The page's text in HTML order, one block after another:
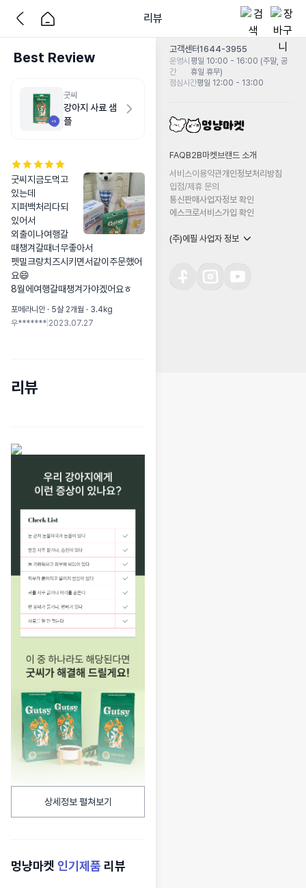
리뷰
Best Review
굿씨
강아지 사료 샘
플
굿씨지금도먹고
있는데
지퍼백처리다되
있어서
외출이나여행갈
때챙겨갈때너무좋아서
펫밀크랑치즈시키면서같이주문했어
요😄
8월에여행갈때챙겨가야겠어요ㅎ
포메라니안 · 5살 2개월 · 3.4kg
우******* 2023.07.27
리뷰
상세정보 펼쳐보기
멍냥마켓 인기제품 리뷰
고객센터1644-3955
운영시
간
평일 10:00 - 16:00 (주말, 공
휴일 휴무)
점심시간평일 12:00 - 13:00
FAQB2B마켓 브랜드 소개
서비스이용약관개인정보처리방침
입점/제휴 문의
통신판매사업자정보 확인
에스크로서비스가입 확인
(주)에필 사업자 정보